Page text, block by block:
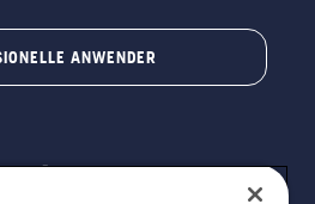
ANWENDER